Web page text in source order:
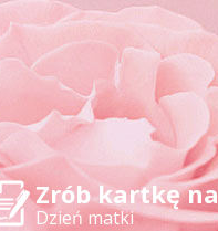
Zrób kartkę na
Dzień matki